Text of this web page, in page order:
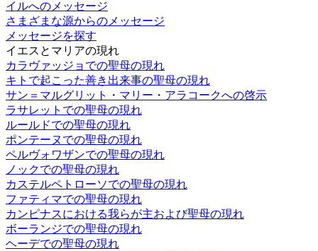
イルへのメッセージ
さまざまな源からのメッセージ
メッセージを探す
イエスとマリアの現れ
カラヴァッジョでの聖母の現れ
キトで起こった善き出来事の聖母の現れ
サン＝マルグリット・マリー・アラコークへの啓示
ラサレットでの聖母の現れ
ルールドでの聖母の現れ
ポンテーヌでの聖母の現れ
ペルヴォワザンでの聖母の現れ
ノックでの聖母の現れ
カステルペトローソでの聖母の現れ
ファティマでの聖母の現れ
カンピナスにおける我らが主および聖母の現れ
ボーランジでの聖母の現れ
ヘーデでの聖母の現れ